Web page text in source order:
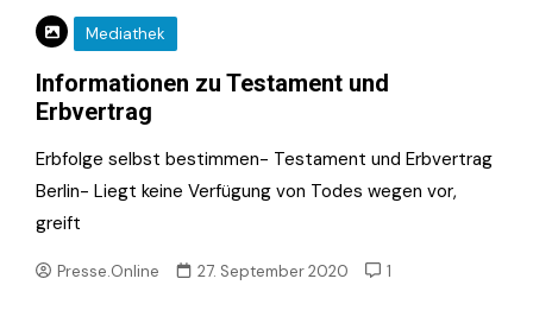
Mediathek
Informationen zu Testament und
Erbvertrag
Erbfolge selbst bestimmen- Testament und Erbvertrag
Berlin- Liegt keine Verfügung von Todes wegen vor,
greift
Presse.Online 27. September 2020 1